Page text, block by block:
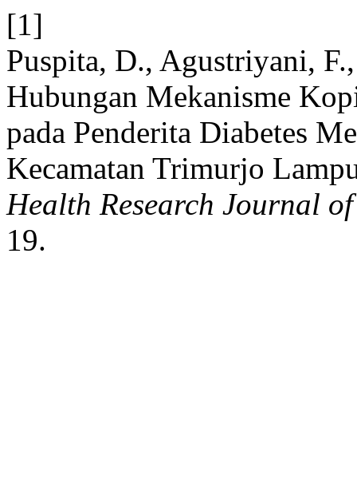
[1]
Puspita, D., Agustriyani,
Hubungan Mekanisme
pada Penderita Diabetes
Kecamatan Trimurjo
Health Research Journal
19.